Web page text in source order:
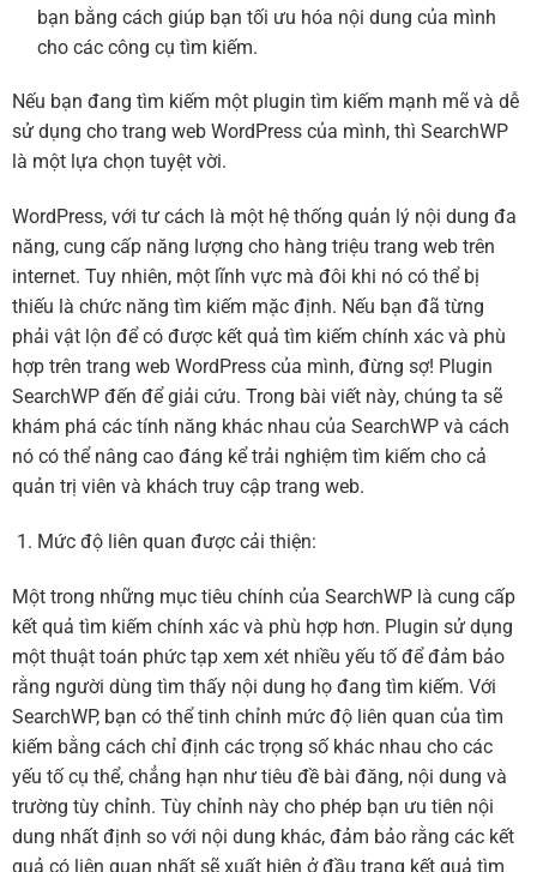
bạn bằng cách giúp bạn tối ưu hóa nội dung của mình
cho các công cụ tìm kiếm.
Nếu bạn đang tìm kiếm một plugin tìm kiếm mạnh mẽ và dễ
sử dụng cho trang web WordPress của mình, thì SearchWP
là một lựa chọn tuyệt vời.
WordPress, với tư cách là một hệ thống quản lý nội dung đa
năng, cung cấp năng lượng cho hàng triệu trang web trên
internet. Tuy nhiên, một lĩnh vực mà đôi khi nó có thể bị
thiếu là chức năng tìm kiếm mặc định. Nếu bạn đã từng
phải vật lộn để có được kết quả tìm kiếm chính xác và phù
hợp trên trang web WordPress của mình, đừng sợ! Plugin
SearchWP đến để giải cứu. Trong bài viết này, chúng ta sẽ
khám phá các tính năng khác nhau của SearchWP và cách
nó có thể nâng cao đáng kể trải nghiệm tìm kiếm cho cả
quản trị viên và khách truy cập trang web.
Mức độ liên quan được cải thiện:
Một trong những mục tiêu chính của SearchWP là cung cấp
kết quả tìm kiếm chính xác và phù hợp hơn. Plugin sử dụng
một thuật toán phức tạp xem xét nhiều yếu tố để đảm bảo
rằng người dùng tìm thấy nội dung họ đang tìm kiếm. Với
SearchWP, bạn có thể tinh chỉnh mức độ liên quan của tìm
kiếm bằng cách chỉ định các trọng số khác nhau cho các
yếu tố cụ thể, chẳng hạn như tiêu đề bài đăng, nội dung và
trường tùy chỉnh. Tùy chỉnh này cho phép bạn ưu tiên nội
dung nhất định so với nội dung khác, đảm bảo rằng các kết
quả có liên quan nhất sẽ xuất hiện ở đầu trang kết quả tìm